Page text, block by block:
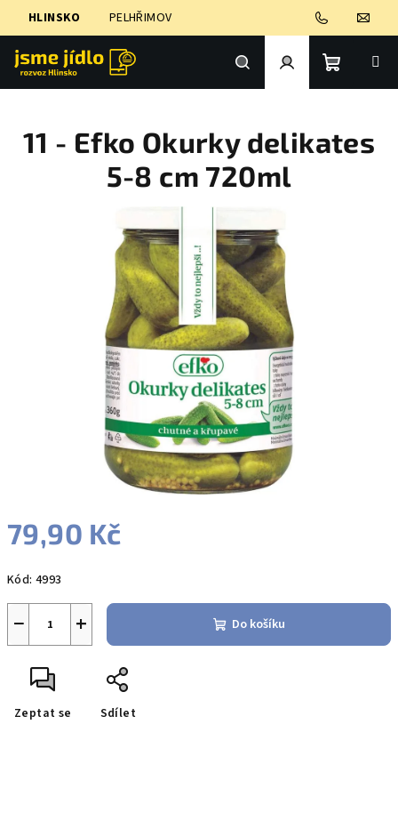
HLINSKO PELHŘIMOV
Hledat PřihlášeníNákupní
košík
79,90 Kč
cena:
Kód: 4993
+
− Do košíku
Zeptat se Sdílet
11 - Efko Okurky delikates
5-8 cm 720ml